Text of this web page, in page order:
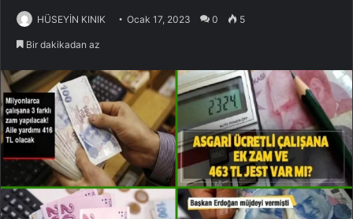
HÜSEYİN KINIK Ocak 17, 2023 0 5
Bir dakikadan az